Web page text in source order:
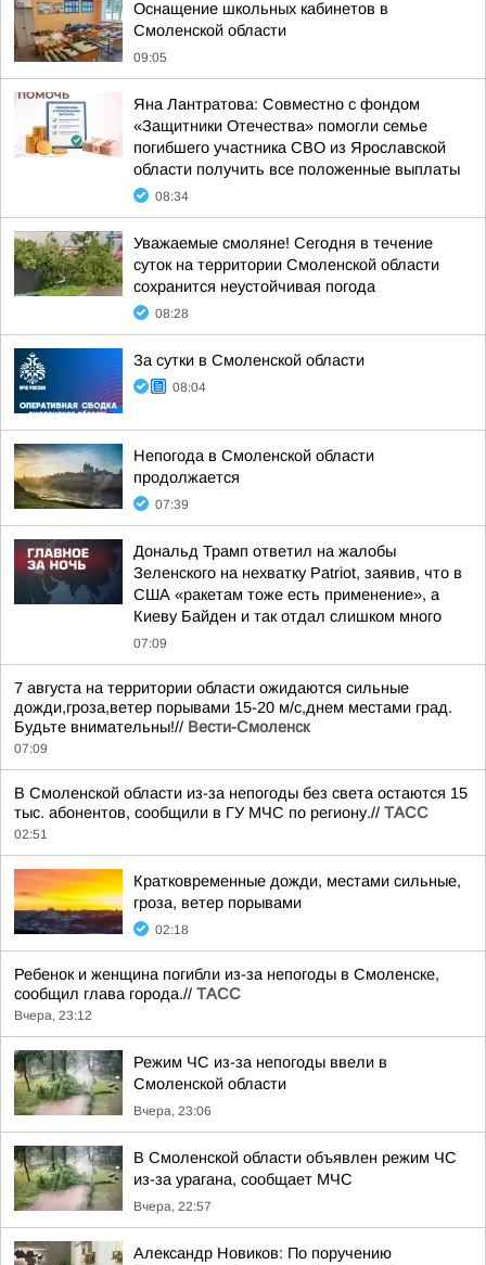
Оснащение школьных кабинетов в
Смоленской области
09:05
Яна Лантратова: Совместно с фондом
«Защитники Отечества» помогли семье
погибшего участника СВО из Ярославской
области получить все положенные выплаты
08:34
Уважаемые смоляне! Сегодня в течение
суток на территории Смоленской области
сохранится неустойчивая погода
08:28
За сутки в Смоленской области
08:04
Непогода в Смоленской области
продолжается
07:39
Дональд Трамп ответил на жалобы
Зеленского на нехватку Patriot, заявив, что в
США «ракетам тоже есть применение», а
Киеву Байден и так отдал слишком много
07:09
7 августа на территории области ожидаются сильные
дожди,гроза,ветер порывами 15-20 м/с,днем местами град.
Будьте внимательны!// Вести-Смоленск
07:09
В Смоленской области из-за непогоды без света остаются 15
тыс. абонентов, сообщили в ГУ МЧС по региону.// ТАСС
02:51
Кратковременные дожди, местами сильные,
гроза, ветер порывами
02:18
Ребенок и женщина погибли из-за непогоды в Смоленске,
сообщил глава города.// ТАСС
Вчера, 23:12
Режим ЧС из-за непогоды ввели в
Смоленской области
Вчера, 23:06
В Смоленской области объявлен режим ЧС
из-за урагана, сообщает МЧС
Вчера, 22:57
Александр Новиков: По поручению